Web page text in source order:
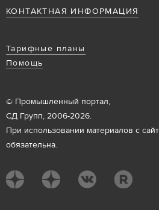
КОНТАКТНАЯ ИНФОРМАЦИЯ
Тарифные планы
Помощь
© Промышленный портал,
СД Групп, 2006-2026.
При использовании материалов с
обязательна.